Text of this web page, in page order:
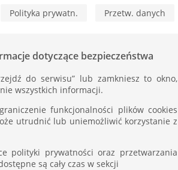
w
Polityka prywatn. Przetw. danych
dotyczące bezpieczeństwa
do serwisu” lub zamkniesz to okno,
wszystkich informacji.
funkcjonalności plików cookies
utrudnić lub uniemożliwić korzystanie z
polityki prywatności oraz przetwarzania
są cały czas w sekcji